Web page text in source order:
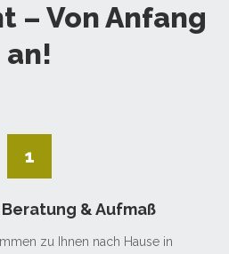
– Von Anfang
an!
1
& Aufmaß
zu Ihnen nach Hause in